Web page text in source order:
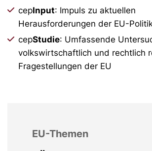
cepInput: Impuls zu aktuellen
Herausforderungen der EU-
cepStudie: Umfassende
volkswirtschaftlich und rechtlich
Fragestellungen der EU
EU-Themen